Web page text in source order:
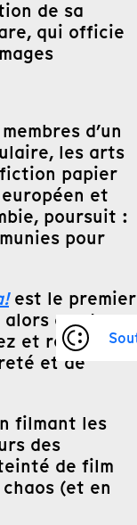
de sa
qui officie
d’un
les arts
papier
et
poursuit :
pour
est le premier
ces Jeux
et regardez
et de
filmant les
des
de film
(et en